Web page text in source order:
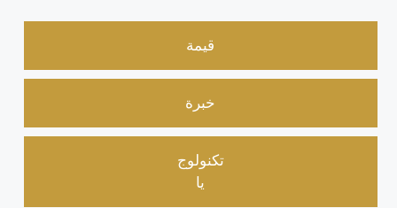
قيمة
خبرة
تكنولوج
يا